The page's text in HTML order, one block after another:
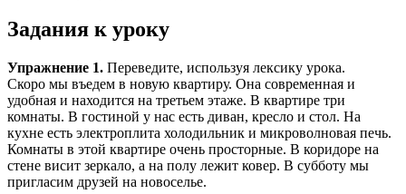
Задания к уроку
Упражнение 1. Переведите, используя лексику урока.
Скоро мы въедем в новую квартиру. Она современная и
удобная и находится на третьем этаже. В квартире три
комнаты. В гостиной у нас есть диван, кресло и стол. На
кухне есть электроплита холодильник и микроволновая печь.
Комнаты в этой квартире очень просторные. В коридоре на
стене висит зеркало, а на полу лежит ковер. В субботу мы
пригласим друзей на новоселье.